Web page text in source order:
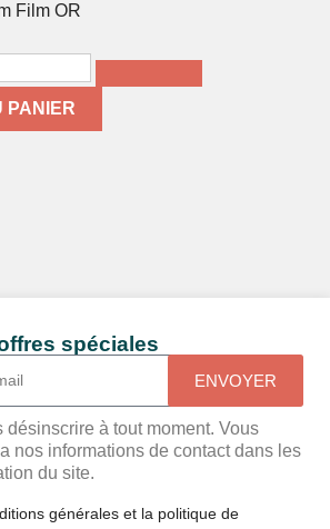
Film OR
PANIER
spéciales
désinscrire à tout moment. Vous
nos informations de contact dans les
du site.
générales et la politique de
ENVOYER